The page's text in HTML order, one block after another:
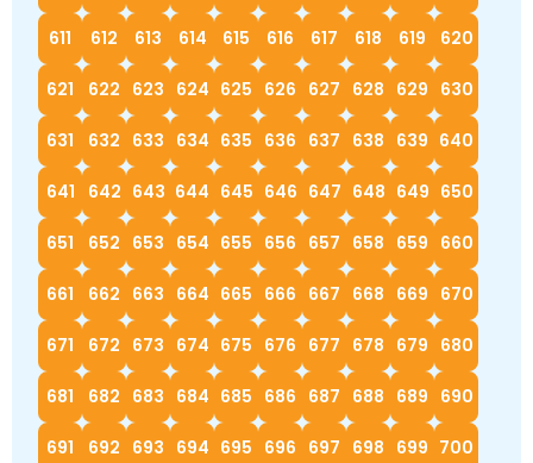
611 612 613 614 615 616 617 618 619 620
621 622 623 624 625 626 627 628 629 630
631 632 633 634 635 636 637 638 639 640
641 642 643 644 645 646 647 648 649 650
651 652 653 654 655 656 657 658 659 660
661 662 663 664 665 666 667 668 669 670
671 672 673 674 675 676 677 678 679 680
681 682 683 684 685 686 687 688 689 690
691 692 693 694 695 696 697 698 699 700